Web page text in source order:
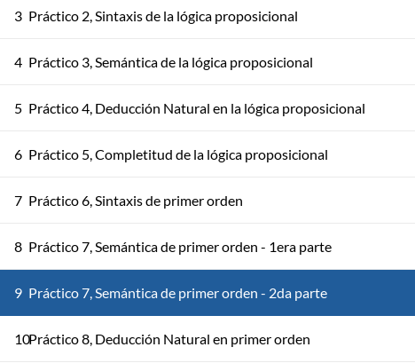
3 Práctico 2, Sintaxis de la lógica proposicional
4 Práctico 3, Semántica de la lógica proposicional
5 Práctico 4, Deducción Natural en la lógica proposicional
6 Práctico 5, Completitud de la lógica proposicional
7 Práctico 6, Sintaxis de primer orden
8 Práctico 7, Semántica de primer orden - 1era parte
9 Práctico 7, Semántica de primer orden - 2da parte
10Práctico 8, Deducción Natural en primer orden